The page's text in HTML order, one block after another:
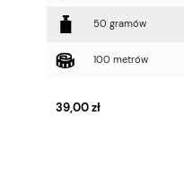
50 gramów
100 metrów
39,00 zł